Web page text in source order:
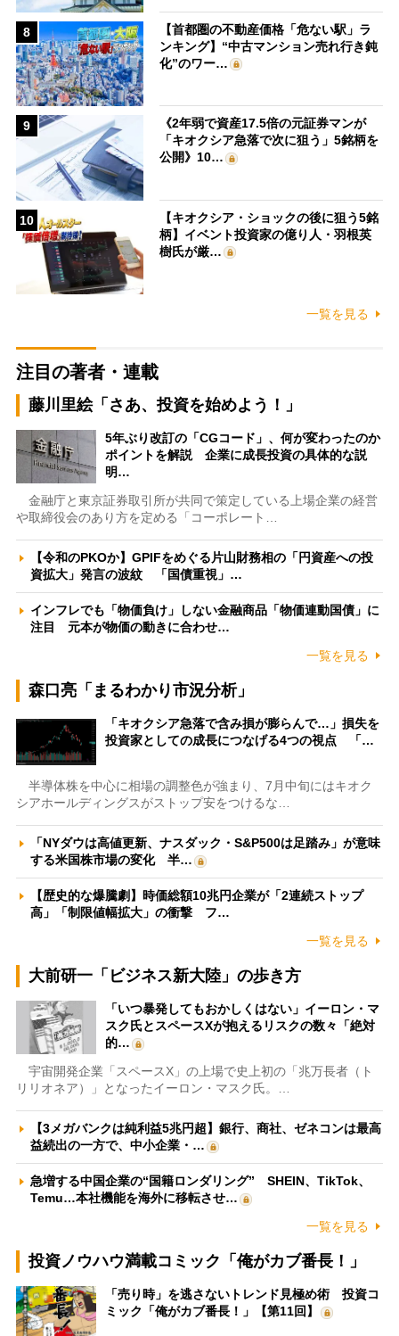
8
【首都圏の不動産価格「危ない駅」ラ
ンキング】“中古マンション売れ行き鈍
化”のワー…
9
《2年弱で資産17.5倍の元証券マンが
「キオクシア急落で次に狙う」5銘柄を
公開》10…
10
【キオクシア・ショックの後に狙う5銘
柄】イベント投資家の億り人・羽根英
樹氏が厳…
一覧を見る
注目の著者・連載
藤川里絵「さあ、投資を始めよう！」
5年ぶり改訂の「CGコード」、何が変わったのか
ポイントを解説 企業に成長投資の具体的な説
明…
金融庁と東京証券取引所が共同で策定している上場企業の経営
や取締役会のあり方を定める「コーポレート…
【令和のPKOか】GPIFをめぐる片山財務相の「円資産への投
資拡大」発言の波紋 「国債重視」…
インフレでも「物価負け」しない金融商品「物価連動国債」に
注目 元本が物価の動きに合わせ…
一覧を見る
森口亮「まるわかり市況分析」
「キオクシア急落で含み損が膨らんで…」損失を
投資家としての成長につなげる4つの視点 「…
半導体株を中心に相場の調整色が強まり、7月中旬にはキオク
シアホールディングスがストップ安をつけるな…
「NYダウは高値更新、ナスダック・S&P500は足踏み」が意味
する米国株市場の変化 半…
【歴史的な爆騰劇】時価総額10兆円企業が「2連続ストップ
高」「制限値幅拡大」の衝撃 フ…
一覧を見る
大前研一「ビジネス新大陸」の歩き方
「いつ暴発してもおかしくはない」イーロン・マ
スク氏とスペースXが抱えるリスクの数々「絶対
的…
宇宙開発企業「スペースX」の上場で史上初の「兆万長者（ト
リリオネア）」となったイーロン・マスク氏。…
【3メガバンクは純利益5兆円超】銀行、商社、ゼネコンは最高
益続出の一方で、中小企業・…
急増する中国企業の“国籍ロンダリング” SHEIN、TikTok、
Temu…本社機能を海外に移転させ…
一覧を見る
投資ノウハウ満載コミック「俺がカブ番長！」
「売り時」を逃さないトレンド見極め術 投資コ
ミック「俺がカブ番長！」【第11回】